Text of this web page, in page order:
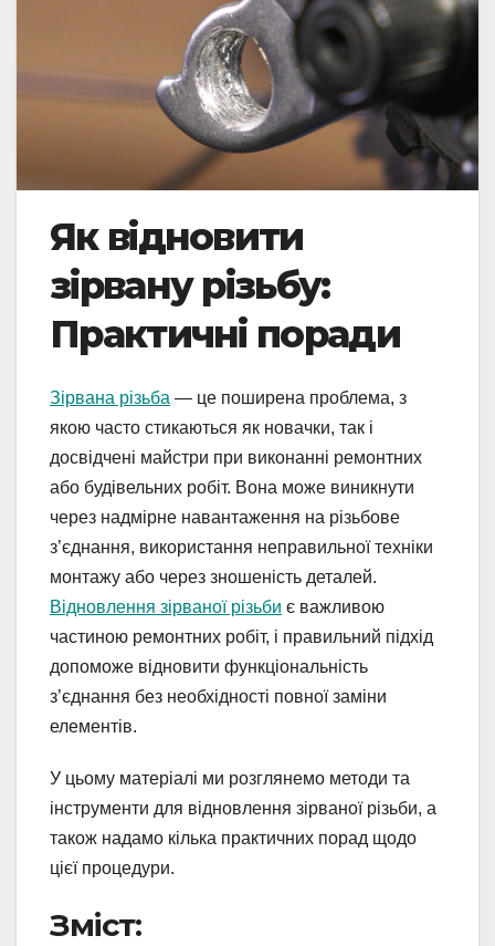
Як відновити
зірвану різьбу:
Практичні поради
Зірвана різьба — це поширена проблема, з
якою часто стикаються як новачки, так і
досвідчені майстри при виконанні ремонтних
або будівельних робіт. Вона може виникнути
через надмірне навантаження на різьбове
з’єднання, використання неправильної техніки
монтажу або через зношеність деталей.
Відновлення зірваної різьби є важливою
частиною ремонтних робіт, і правильний підхід
допоможе відновити функціональність
з’єднання без необхідності повної заміни
елементів.
У цьому матеріалі ми розглянемо методи та
інструменти для відновлення зірваної різьби, а
також надамо кілька практичних порад щодо
цієї процедури.
Зміст: